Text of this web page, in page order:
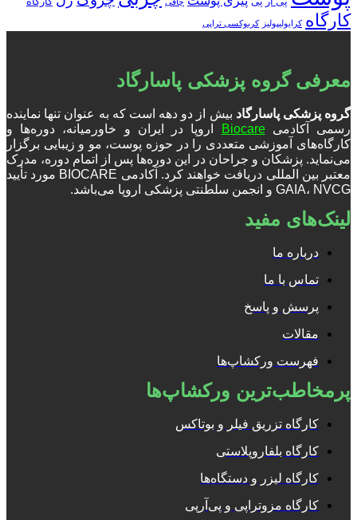
چاقی
کارگاه کرایولیپولیز کربوکسی تراپی
معرفی گروه پزشکی پاسارگاد
گروه پزشکی پاسارگاد بیش از دو دهه است که به عنوان تنها نماینده
رسمی آکادمیBiocare
اروپا در ایران و خاورمیانه، دوره‌ها و
کارگاه‌های آموزشی متعددی را در حوزه پوست، مو و زیبایی برگزار
می‌نماید. پزشکان و جراحان در این دوره‌ها پس از اتمام دوره، مدرک
معتبر بین المللی دریافت خواهند کرد. آکادمی BIOCARE مورد تأیید
GAIA، NVCG و انجمن سلطنتی پزشکی اروپا می‌باشد.
لینک‌های مفید
درباره ما
تماس با ما
پرسش و پاسخ
مقالات
فهرست ورکشاپ‌ها
پرمخاطب‌ترین ورکشاپ‌ها
کارگاه تزریق فیلر و بوتاکس
کارگاه بلفاروپلاستی
کارگاه لیزر و دستگاه‌ها
کارگاه مزوتراپی و پی‌آرپی